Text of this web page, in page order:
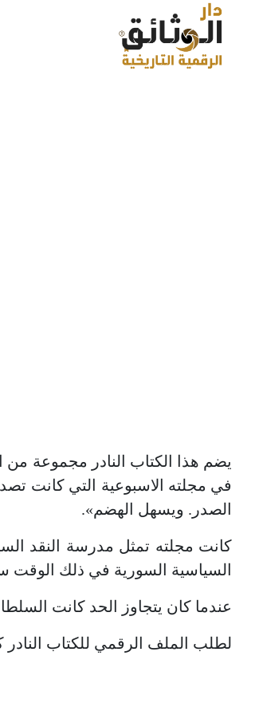
في مجلته الاسبوعية التي كانت
الصدر. ويسهل الهضم».
كانت مجلته تمثل مدرسة النقد
السياسية السورية في ذلك الوقت
عندما كان يتجاوز الحد كانت
لطلب الملف الرقمي للكتاب